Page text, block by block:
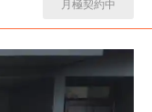
月極契約中